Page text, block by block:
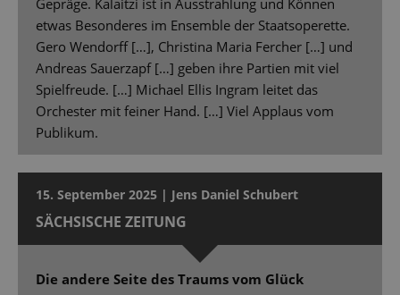
Gepräge. Kalaitzi ist in Ausstrahlung und Können
etwas Besonderes im Ensemble der Staatsoperette.
Gero Wendorff […], Christina Maria Fercher […] und
Andreas Sauerzapf […] geben ihre Partien mit viel
Spielfreude. […] Michael Ellis Ingram leitet das
Orchester mit feiner Hand. […] Viel Applaus vom
Publikum.
15. September 2025 | Jens Daniel Schubert
SÄCHSISCHE ZEITUNG
Die andere Seite des Traums vom Glück